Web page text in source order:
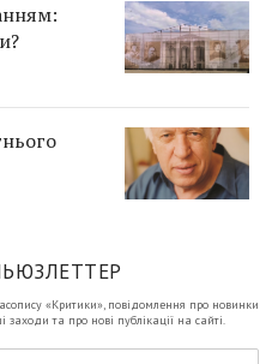
«Критики», повiдомлення про новинки
та про новi публiкації на сайтi.